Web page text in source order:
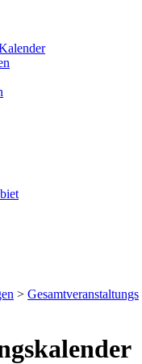
> Gesamtveranstaltungs